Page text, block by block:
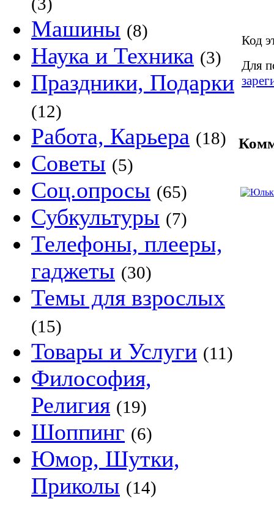
Машины (8)
Наука и Техника (3)
Праздники, Подарки
(12)
Работа, Карьера (18)
Советы (5)
Соц.опросы (65)
Субкультуры (7)
Телефоны, плееры,
гаджеты (30)
Темы для взрослых
(15)
Товары и Услуги (11)
Философия,
Религия (19)
Шоппинг (6)
Юмор, Шутки,
Приколы (14)
Код
Для